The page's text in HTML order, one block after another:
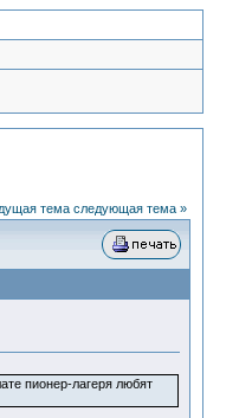
тема следующая тема »
пионер-лагеря любят